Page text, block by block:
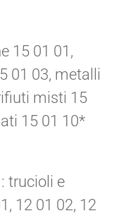
15 01 01,
01 03, metalli
misti 15
15 01 10*
: trucioli e
12 01 02, 12